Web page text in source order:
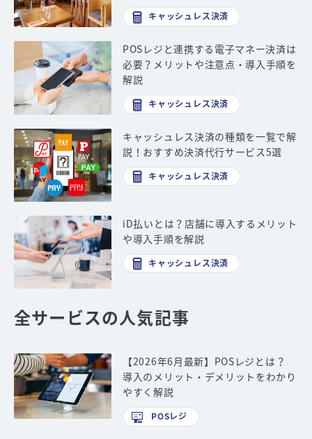
キャッシュレス決済
POSレジと連携する電子マネー決済は
必要？メリットや注意点・導入手順を
解説
キャッシュレス決済
キャッシュレス決済の種類を一覧で解
説！おすすめ決済代行サービス5選
キャッシュレス決済
iD払いとは？店舗に導入するメリット
や導入手順を解説
キャッシュレス決済
全サービスの人気記事
【2026年6月最新】POSレジとは？
導入のメリット・デメリットをわかり
やすく解説
POSレジ